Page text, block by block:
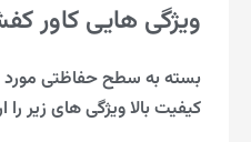
ویژگی هایی کاور
بسته به سطح حفاظتی مورد
کیفیت بالا ویژگی های زیر را